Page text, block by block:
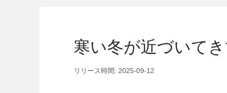
寒い冬が近づいて
リリース時間: 2025-09-12